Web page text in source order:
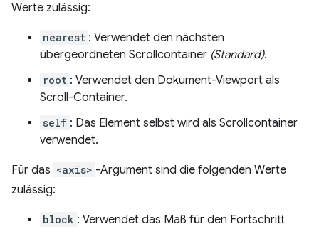
Werte zulässig:
nearest : Verwendet den nächsten
übergeordneten Scrollcontainer (Standard).
root : Verwendet den Dokument-Viewport als
Scroll-Container.
self : Das Element selbst wird als Scrollcontainer
verwendet.
Für das <axis> -Argument sind die folgenden Werte
zulässig:
block : Verwendet das Maß für den Fortschritt